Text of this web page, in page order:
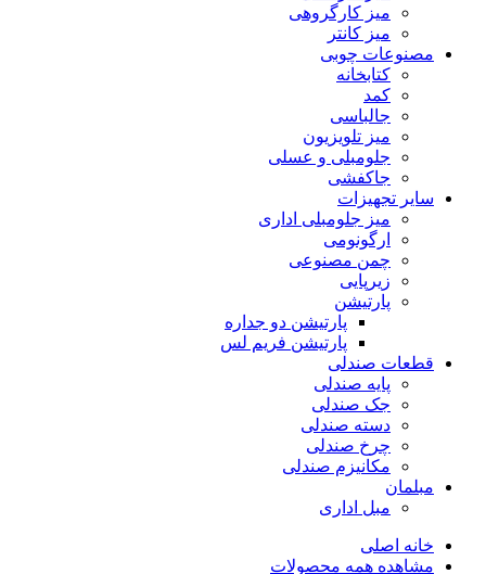
میز کارگروهی
میز کانتر
مصنوعات چوبی
کتابخانه
کمد
جالباسی
میز تلویزیون
جلومبلی و عسلی
جاکفشی
سایر تجهیزات
میز جلومبلی اداری
ارگونومی
چمن مصنوعی
زیرپایی
پارتیشن
پارتیشن دو جداره
پارتیشن فریم لس
قطعات صندلی
پایه صندلی
جک صندلی
دسته صندلی
چرخ صندلی
مکانیزم صندلی
مبلمان
مبل اداری
خانه اصلی
مشاهده همه محصولات